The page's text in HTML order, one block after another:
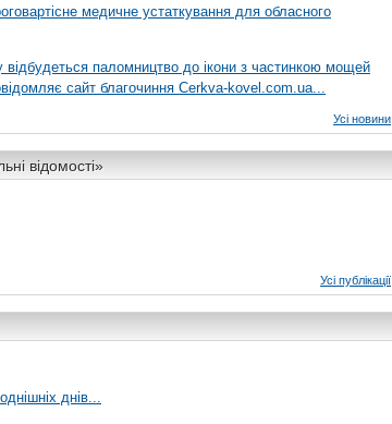
медичне устаткування для обласного
відбудеться паломництво до ікони з частинкою мощей
сайт благочиння Сerkva-kovel.com.ua...
Усі новини
відомості»
Усі публікації
днів...